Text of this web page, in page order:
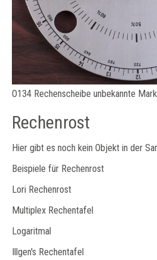
O134 Rechenscheibe unbekannte
Rechenrost
Hier gibt es noch kein Objekt in der
Beispiele für Rechenrost
Lori Rechenrost
Multiplex Rechentafel
Logaritmal
Illgen's Rechentafel